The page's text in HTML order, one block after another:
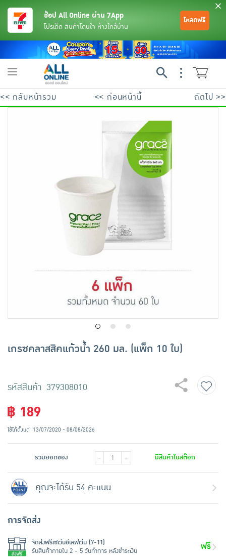
ช้อป All Online ผ่าน 7App
โปรเด็ด สินค้าโดนใจ ห้างใกล้บ้าน
โหลดฟรี
Toggle
<< กลับหน้ารวม << ก่อนหน้านี้ ถัดไป >>
เกรซคลาสสิคแก้วน้ำ 260 มล. (แพ็ก 10 ใบ)
รหัสสินค้า 379308010
฿ 189
ใช้ได้ตั้งแต่ 13/07/2020 - 08/08/2026
รวมยอดของ - + มีสินค้าในสต๊อก
คุณจะได้รับ 54 คะแนน
การจัดส่ง
จัดส่งฟรีเซเว่นอีเลฟเว่น (7-11)
รับสินค้าภายใน 2 - 5 วันทำการ หลังชำระเงิน
ฟรี